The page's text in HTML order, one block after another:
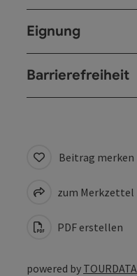
Eignung
Barrierefreiheit
Beitrag merken
zum Merkzettel
PDF erstellen
powered by TOURDATA